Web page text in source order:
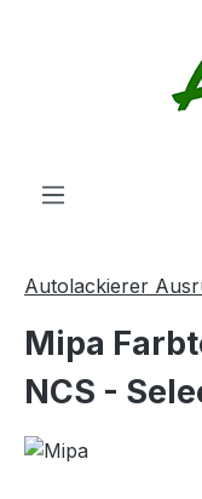
Autolackierer
Mipa
NCS -